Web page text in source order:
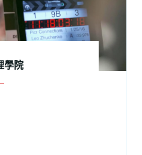
學院